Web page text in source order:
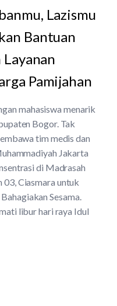
Lazismu
Bantuan
Layanan
Pamijahan
mahasiswa menarik
Bogor. Tak
tim medis dan
Jakarta
di Madrasah
Ciasmara untuk
Sesama.
libur hari raya Idul